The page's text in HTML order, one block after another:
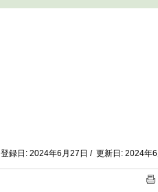
登録日: 2024年6月27日 / 更新日: 2024年6